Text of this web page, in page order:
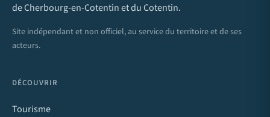
de Cherbourg-en-Cotentin et du Cotentin.
Site indépendant et non officiel, au service du territoire et de ses
acteurs.
DÉCOUVRIR
Tourisme